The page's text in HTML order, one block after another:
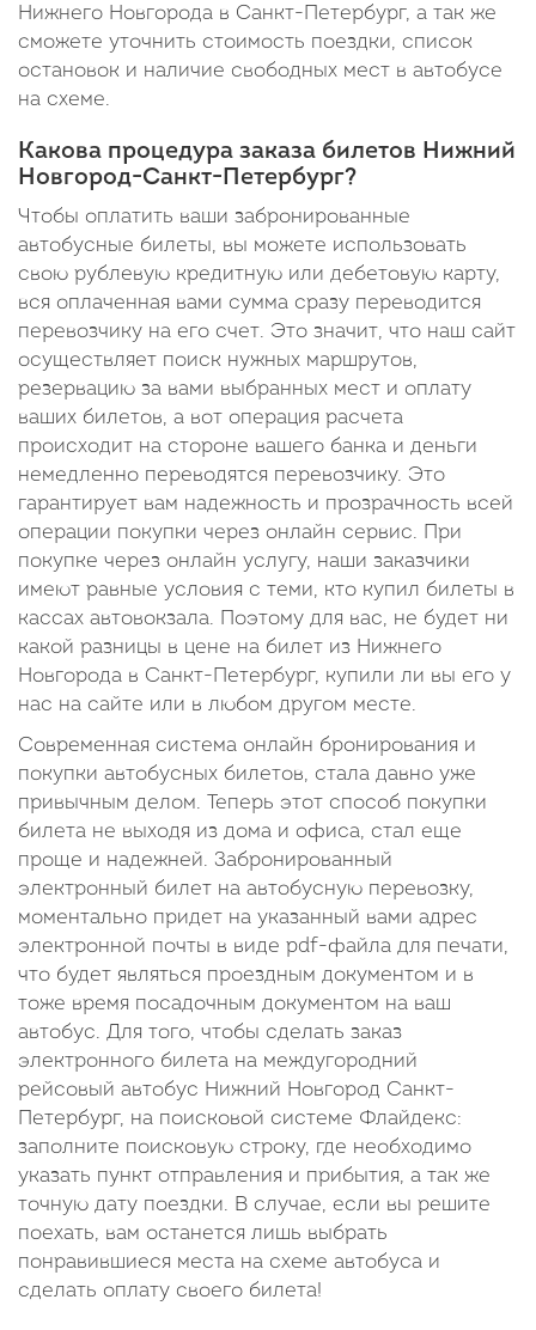
Нижнего Новгорода в Санкт-Петербург, а так же
сможете уточнить стоимость поездки, список
остановок и наличие свободных мест в автобусе
на схеме.
Какова процедура заказа билетов Нижний
Новгород-Санкт-Петербург?
Чтобы оплатить ваши забронированные
автобусные билеты, вы можете использовать
свою рублевую кредитную или дебетовую карту,
вся оплаченная вами сумма сразу переводится
перевозчику на его счет. Это значит, что наш сайт
осуществляет поиск нужных маршрутов,
резервацию за вами выбранных мест и оплату
ваших билетов, а вот операция расчета
происходит на стороне вашего банка и деньги
немедленно переводятся перевозчику. Это
гарантирует вам надежность и прозрачность всей
операции покупки через онлайн сервис. При
покупке через онлайн услугу, наши заказчики
имеют равные условия с теми, кто купил билеты в
кассах автовокзала. Поэтому для вас, не будет ни
какой разницы в цене на билет из Нижнего
Новгорода в Санкт-Петербург, купили ли вы его у
нас на сайте или в любом другом месте.
Современная система онлайн бронирования и
покупки автобусных билетов, стала давно уже
привычным делом. Теперь этот способ покупки
билета не выходя из дома и офиса, стал еще
проще и надежней. Забронированный
электронный билет на автобусную перевозку,
моментально придет на указанный вами адрес
электронной почты в виде pdf-файла для печати,
что будет являться проездным документом и в
тоже время посадочным документом на ваш
автобус. Для того, чтобы сделать заказ
электронного билета на междугородний
рейсовый автобус Нижний Новгород Санкт-
Петербург, на поисковой системе Флайдекс:
заполните поисковую строку, где необходимо
указать пункт отправления и прибытия, а так же
точную дату поездки. В случае, если вы решите
поехать, вам останется лишь выбрать
понравившиеся места на схеме автобуса и
сделать оплату своего билета!